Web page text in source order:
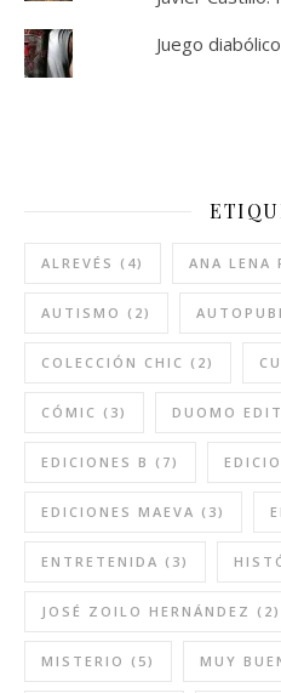
Juego
ALREVÉS (4) ANA LENA
AUTISMO (2)
COLECCIÓN CHIC (2)
CÓMIC (3) DUOMO
EDICIONES B (7)
EDICIONES MAEVA (3)
ENTRETENIDA (3)
JOSÉ ZOILO HERNÁNDEZ (2)
MISTERIO (5) MUY